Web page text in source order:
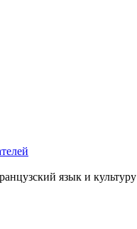
язык и культуру